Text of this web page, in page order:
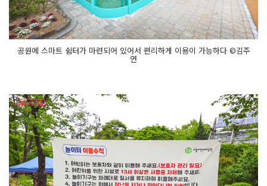
공원에 스마트 쉼터가 마련되어 있어서 편리하게 이용이 가능하다 ©김주
연